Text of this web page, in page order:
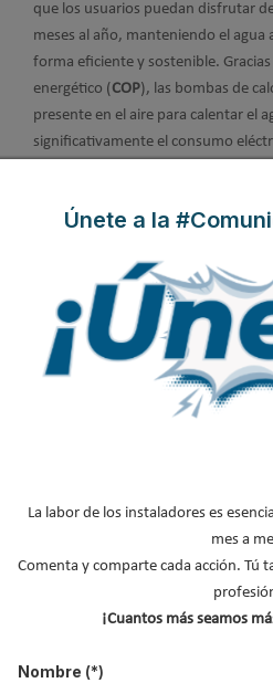
que los usuarios puedan disfrutar
meses al año, manteniendo el agua
forma eficiente y sostenible.
energético ( COP), las bombas de
presente en el aire para calentar el
significativamente el consumo
Hisense presenta
de climatización
Únete a la
La labor de los instaladores es
mes a
Comenta y comparte cada acción. Tú
¡Cuantos más seamos
Nombre (*)